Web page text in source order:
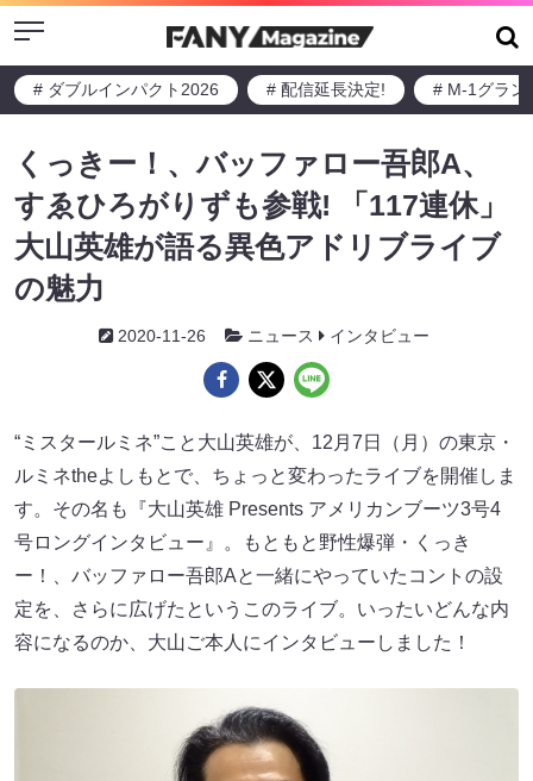
Menu
# ダブルインパクト2026 # 配信延長決定! # M-1グラン
くっきー！、バッファロー吾郎A、
すゑひろがりずも参戦! 「117連休」
大山英雄が語る異色アドリブライブ
の魅力
2020-11-26 ニュース インタビュー
“ミスタールミネ”こと大山英雄が、12月7日（月）の東京・
ルミネtheよしもとで、ちょっと変わったライブを開催しま
す。その名も『大山英雄 Presents アメリカンブーツ3号4
号ロングインタビュー』。もともと野性爆弾・くっき
ー！、バッファロー吾郎Aと一緒にやっていたコントの設
定を、さらに広げたというこのライブ。いったいどんな内
容になるのか、大山ご本人にインタビューしました！